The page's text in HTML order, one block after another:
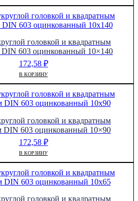
головкой и квадратным
DIN 603 оцинкованный 10×140
172,58 ₽
В КОРЗИНУ
головкой и квадратным
DIN 603 оцинкованный 10×90
172,58 ₽
В КОРЗИНУ
головкой и квадратным